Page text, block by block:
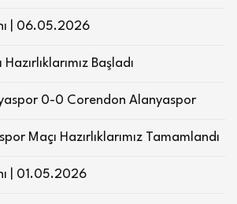
| 06.05.2026
Başladı
0-0 Corendon Alanyaspor
Maçı Hazırlıklarımız Tamamlandı
| 01.05.2026